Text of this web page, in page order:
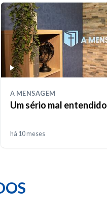
A MENSAGEM
Um sério mal entendido
há 10 meses